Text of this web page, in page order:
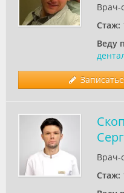
Врач-
Стаж:
Веду
Врач-
Стаж: